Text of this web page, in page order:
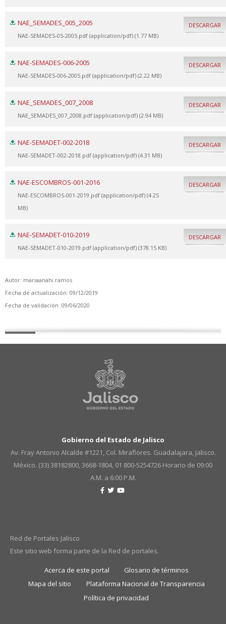
NAE_SEMADES_005_2005
NAE-SEMADES-05-2005.pdf (application/pdf) (1.77 MB)
DESCARGAR
NAE-SEMADES-006-2005
NAE-SEMADES-006-2005.pdf (application/pdf) (2.22 MB)
DESCARGAR
NAE_SEMADES_007_2008
NAE_SEMADES_007_2008.pdf (application/pdf) (2.94 MB)
DESCARGAR
NAE-SEMADET-002-2018
NAE-SEMADET-002-2018.pdf (application/pdf) (4.31 MB)
DESCARGAR
NAE-ESCOMBROS-001-2016
NAE-ESCOMBROS-001-2019.pdf (application/pdf) (4.25
MB)
DESCARGAR
NAE-SEMADET-010-2019
NAE-SEMADET-010-2019.pdf (application/pdf) (378.15 KB)
DESCARGAR
Autor: mariaanahi.ramos
Fecha de actualización: 09/12/2019
Fecha de validación: 09/06/2020
Gobierno del Estado de Jalisco
Av. Fray Antonio Alcalde #1221, Col. Miraflores. Guadalajara, Jalisco.
México. (33) 38182800, 3668-1804, 01 800-5254726 Horario de 09:00
A.M. a 6:00 P.M.
Red de Portales Jalisco
Este sitio web forma parte de la Red de portales.
Acerca de este portal
Glosario de términos
Mapa del sitio
Plataforma Nacional de Transparencia
Política de privacidad